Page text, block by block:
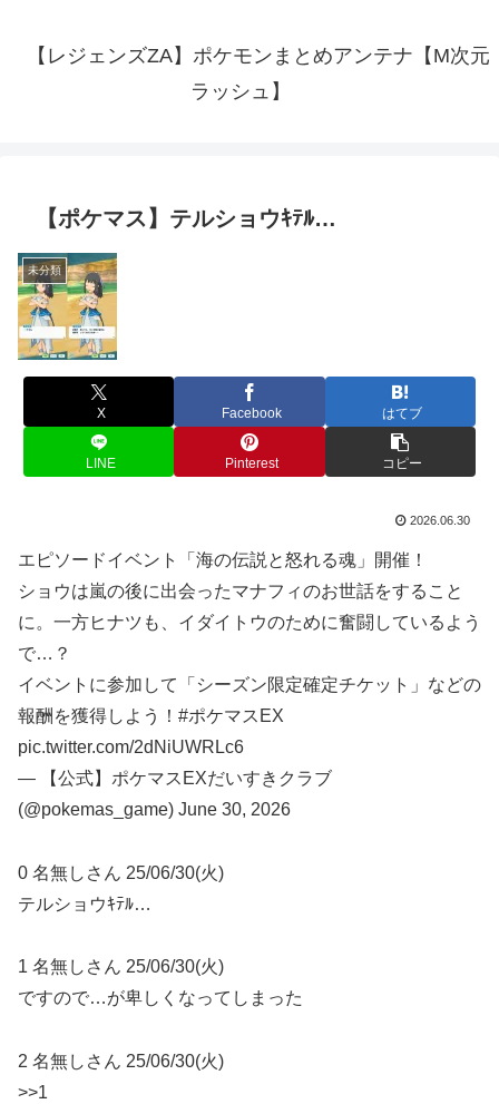
【レジェンズZA】ポケモンまとめアンテナ【M次元
ラッシュ】
【ポケマス】テルショウｷﾃﾙ…
未分類
X Facebook はてブ
LINE Pinterest コピー
2026.06.30
エピソードイベント「海の伝説と怒れる魂」開催！
ショウは嵐の後に出会ったマナフィのお世話をすること
に。一方ヒナツも、イダイトウのために奮闘しているよう
で…？
イベントに参加して「シーズン限定確定チケット」などの
報酬を獲得しよう！#ポケマスEX
pic.twitter.com/2dNiUWRLc6
— 【公式】ポケマスEXだいすきクラブ
(@pokemas_game) June 30, 2026
0 名無しさん 25/06/30(火)
テルショウｷﾃﾙ…
1 名無しさん 25/06/30(火)
ですので…が卑しくなってしまった
2 名無しさん 25/06/30(火)
>>1